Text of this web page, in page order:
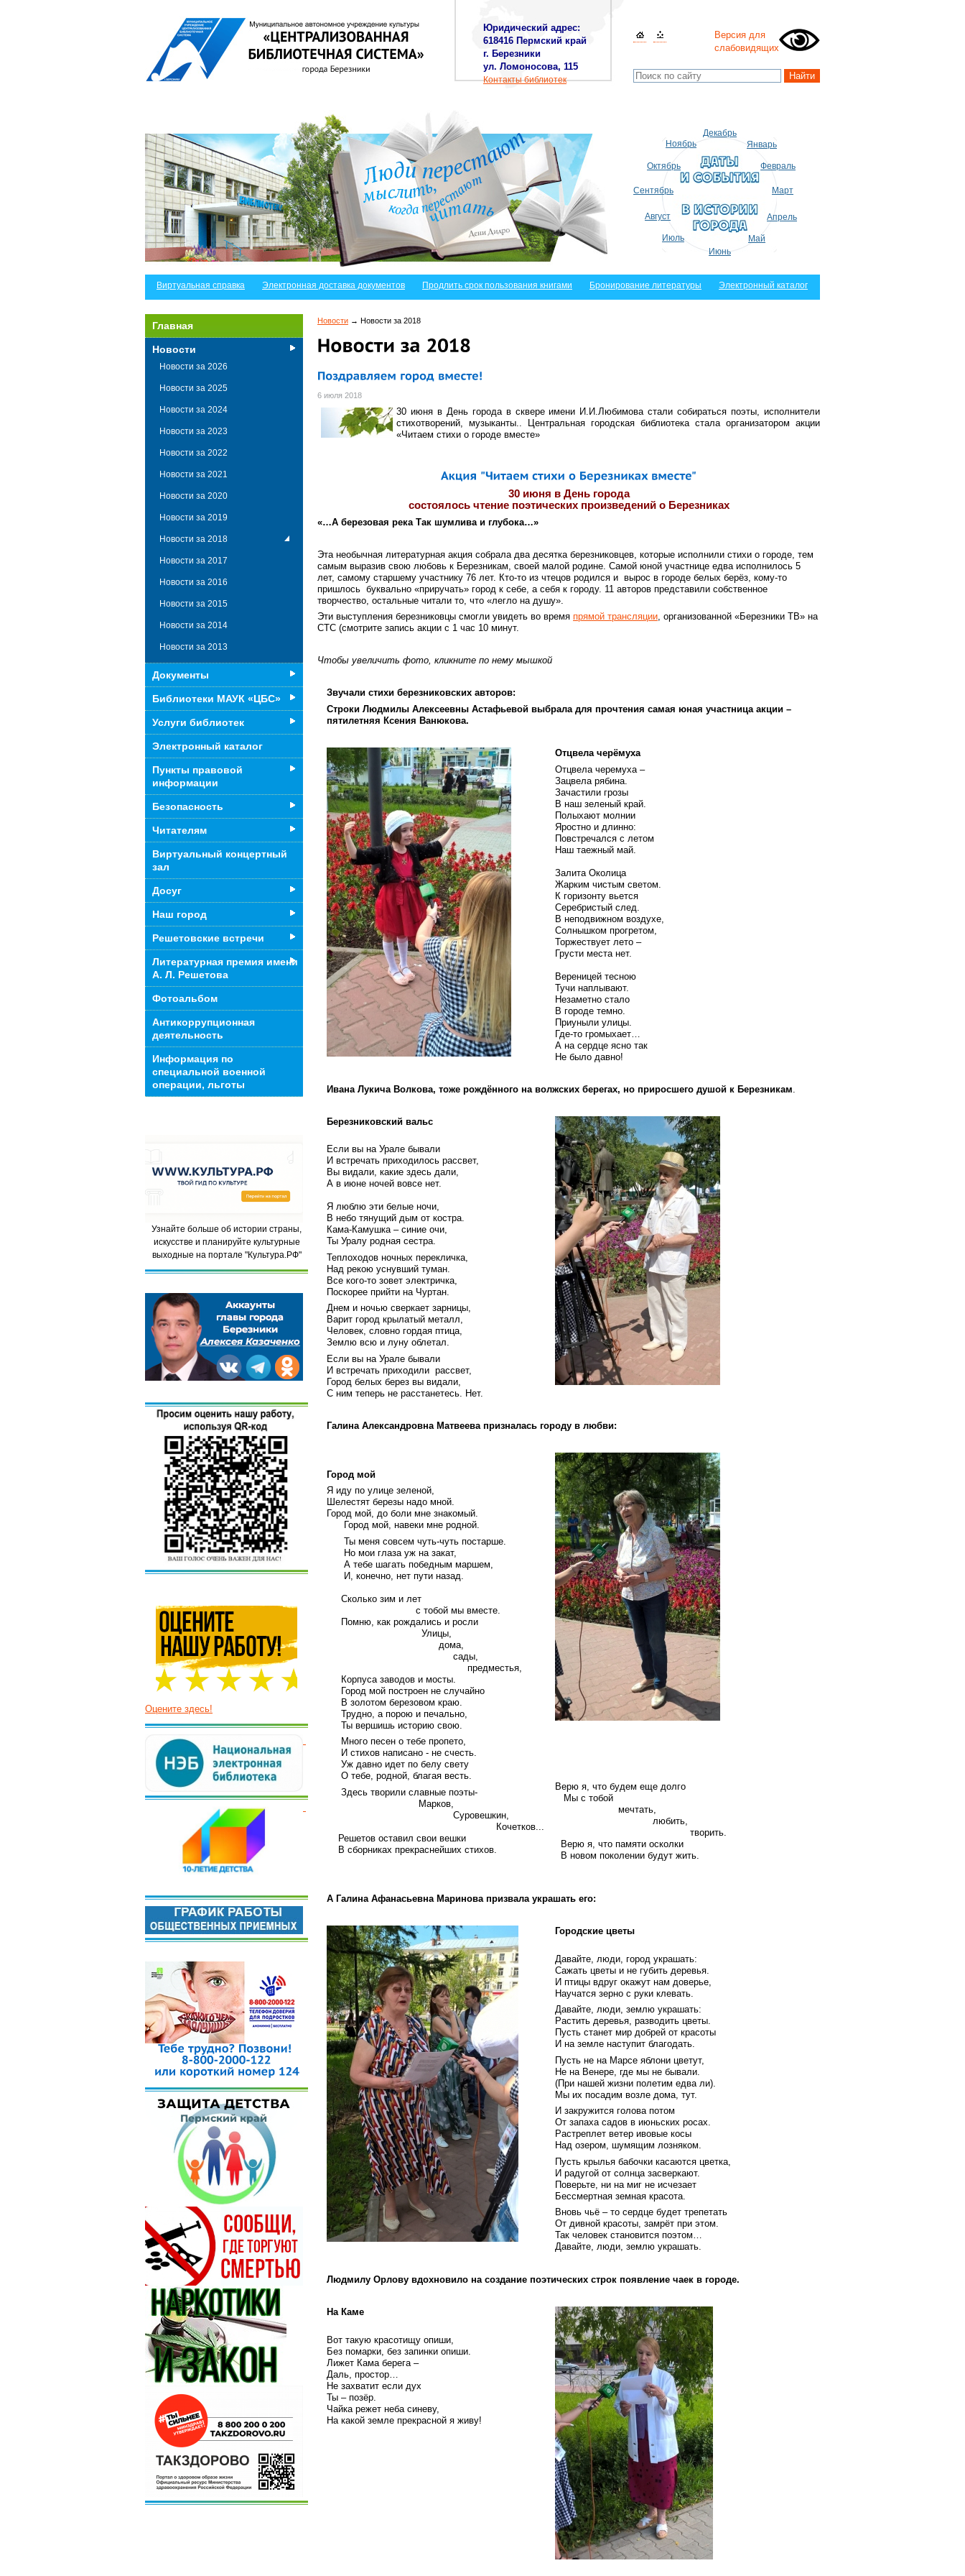
Юридический адрес:
618416 Пермский край
г. Березники
ул. Ломоносова, 115
Контакты библиотек
Версия для
слабовидящих
Январь
Февраль
Март
Апрель
Май
Июнь
Июль
Август
Сентябрь
Октябрь
Ноябрь
Декабрь
Виртуальная справка Электронная доставка документов Продлить срок пользования книгами Бронирование литературы Электронный каталог
Новости → Новости за 2018
6 июля 2018
30 июня в День города в сквере имени И.И.Любимова стали собираться поэты, исполнители
стихотворений, музыканты.. Центральная городская библиотека стала организатором акции
«Читаем стихи о городе вместе»
30 июня в День города
состоялось чтение поэтических произведений о Березниках
«…А березовая река Так шумлива и глубока…»
Эта необычная литературная акция собрала два десятка березниковцев, которые исполнили стихи о городе, тем
самым выразив свою любовь к Березникам, своей малой родине. Самой юной участнице едва исполнилось 5
лет, самому старшему участнику 76 лет. Кто-то из чтецов родился и вырос в городе белых берёз, кому-то
пришлось буквально «приручать» город к себе, а себя к городу. 11 авторов представили собственное
творчество, остальные читали то, что «легло на душу».
Эти выступления березниковцы смогли увидеть во время прямой трансляции, организованной «Березники ТВ» на
СТС (смотрите запись акции с 1 час 10 минут.
Чтобы увеличить фото, кликните по нему мышкой
Звучали стихи березниковских авторов:
Строки Людмилы Алексеевны Астафьевой выбрала для прочтения самая юная участница акции –
пятилетняя Ксения Ванюкова.
Отцвела черёмуха
Отцвела черемуха –
Зацвела рябина.
Зачастили грозы
В наш зеленый край.
Полыхают молнии
Яростно и длинно:
Повстречался с летом
Наш таежный май.
Залита Околица
Жарким чистым светом.
К горизонту вьется
Серебристый след.
В неподвижном воздухе,
Солнышком прогретом,
Торжествует лето –
Грусти места нет.
Вереницей тесною
Тучи наплывают.
Незаметно стало
В городе темно.
Приуныли улицы.
Где-то громыхает…
А на сердце ясно так
Не было давно!
Ивана Лукича Волкова, тоже рождённого на волжских берегах, но приросшего душой к Березникам
Березниковский вальс
Если вы на Урале бывали
И встречать приходилось рассвет,
Вы видали, какие здесь дали,
А в июне ночей вовсе нет.
Я люблю эти белые ночи,
В небо тянущий дым от костра.
Кама-Камушка – синие очи,
Ты Уралу родная сестра.
Теплоходов ночных перекличка,
Над рекою уснувший туман.
Все кого-то зовет электричка,
Поскорее прийти на Чуртан.
Днем и ночью сверкает зарницы,
Варит город крылатый металл,
Человек, словно гордая птица,
Землю всю и луну облетал.
Если вы на Урале бывали
И встречать приходили рассвет,
Город белых берез вы видали,
С ним теперь не расстанетесь. Нет.
Галина Александровна Матвеева призналась городу в любви:
Город мой
Я иду по улице зеленой,
Шелестят березы надо мной.
Город мой, до боли мне знакомый.
Город мой, навеки мне родной.
Ты меня совсем чуть-чуть постарше.
Но мои глаза уж на закат,
А тебе шагать победным маршем,
И, конечно, нет пути назад.
Сколько зим и лет
с тобой мы вместе.
Помню, как рождались и росли
Улицы,
дома,
сады,
предместья,
Корпуса заводов и мосты.
Город мой построен не случайно
В золотом березовом краю.
Трудно, а порою и печально,
Ты вершишь историю свою.
Много песен о тебе пропето,
И стихов написано - не счесть.
Уж давно идет по белу свету
О тебе, родной, благая весть.
Здесь творили славные поэты-
Марков,
Суровешкин,
Кочетков...
Решетов оставил свои вешки
В сборниках прекраснейших стихов.
Верю я, что будем еще долго
Мы с тобой
мечтать,
любить,
творить.
Верю я, что памяти осколки
В новом поколении будут жить.
А Галина Афанасьевна Маринова призвала украшать его:
Городские цветы
Давайте, люди, город украшать:
Сажать цветы и не губить деревья.
И птицы вдруг окажут нам доверье,
Научатся зерно с руки клевать.
Давайте, люди, землю украшать:
Растить деревья, разводить цветы.
Пусть станет мир добрей от красоты
И на земле наступит благодать.
Пусть не на Марсе яблони цветут,
Не на Венере, где мы не бывали.
(При нашей жизни полетим едва ли).
Мы их посадим возле дома, тут.
И закружится голова потом
От запаха садов в июньских росах.
Растреплет ветер ивовые косы
Над озером, шумящим лозняком.
Пусть крылья бабочки касаются цветка,
И радугой от солнца засверкают.
Поверьте, ни на миг не исчезает
Бессмертная земная красота.
Вновь чьё – то сердце будет трепетать
От дивной красоты, замрёт при этом.
Так человек становится поэтом…
Давайте, люди, землю украшать.
Людмилу Орлову вдохновило на создание поэтических строк появление чаек в городе.
На Каме
Вот такую красотищу опиши,
Без помарки, без запинки опиши.
Лижет Кама берега –
Даль, простор…
Не захватит если дух
Ты – позёр.
Чайка режет неба синеву,
На какой земле прекрасной я живу!
Главная
Новости
Новости за 2026
Новости за 2025
Новости за 2024
Новости за 2023
Новости за 2022
Новости за 2021
Новости за 2020
Новости за 2019
Новости за 2018
Новости за 2017
Новости за 2016
Новости за 2015
Новости за 2014
Новости за 2013
Документы
Библиотеки МАУК «ЦБС»
Услуги библиотек
Электронный каталог
Пункты правовой
информации
Безопасность
Читателям
Виртуальный концертный
зал
Досуг
Наш город
Решетовские встречи
Литературная премия имени
А. Л. Решетова
Фотоальбом
Антикоррупционная
деятельность
Информация по
специальной военной
операции, льготы
Узнайте больше об истории страны,
искусстве и планируйте культурные
выходные на портале "Культура.РФ"
Оцените здесь!